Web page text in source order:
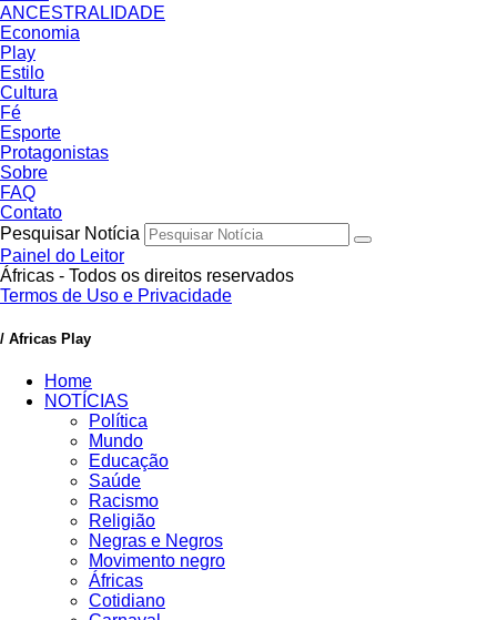
ANCESTRALIDADE
Economia
Play
Estilo
Cultura
Fé
Esporte
Protagonistas
Sobre
FAQ
Contato
Pesquisar Notícia
Painel do Leitor
Áfricas - Todos os direitos reservados
Termos de Uso e Privacidade
/ Africas Play
Home
NOTÍCIAS
Política
Mundo
Educação
Saúde
Racismo
Religião
Negras e Negros
Movimento negro
Áfricas
Cotidiano